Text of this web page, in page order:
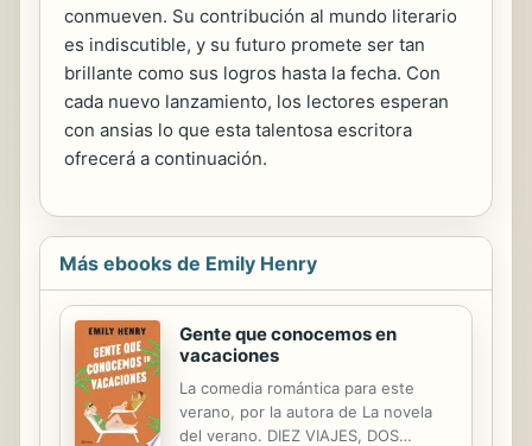
conmueven. Su contribución al mundo literario
es indiscutible, y su futuro promete ser tan
brillante como sus logros hasta la fecha. Con
cada nuevo lanzamiento, los lectores esperan
con ansias lo que esta talentosa escritora
ofrecerá a continuación.
Más ebooks de Emily Henry
Gente que conocemos en
vacaciones
La comedia romántica para este
verano, por la autora de La novela
del verano. DIEZ VIAJES, DOS